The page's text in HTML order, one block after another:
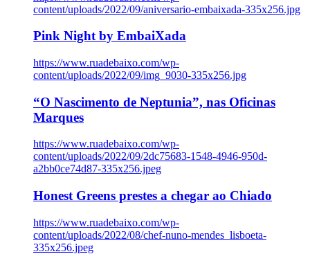
content/uploads/2022/09/aniversario-embaixada-335x256.jpg
Pink Night by EmbaiXada
https://www.ruadebaixo.com/wp-
content/uploads/2022/09/img_9030-335x256.jpg
“O Nascimento de Neptunia”, nas Oficinas
Marques
https://www.ruadebaixo.com/wp-
content/uploads/2022/09/2dc75683-1548-4946-950d-
a2bb0ce74d87-335x256.jpeg
Honest Greens prestes a chegar ao Chiado
https://www.ruadebaixo.com/wp-
content/uploads/2022/08/chef-nuno-mendes_lisboeta-
335x256.jpeg